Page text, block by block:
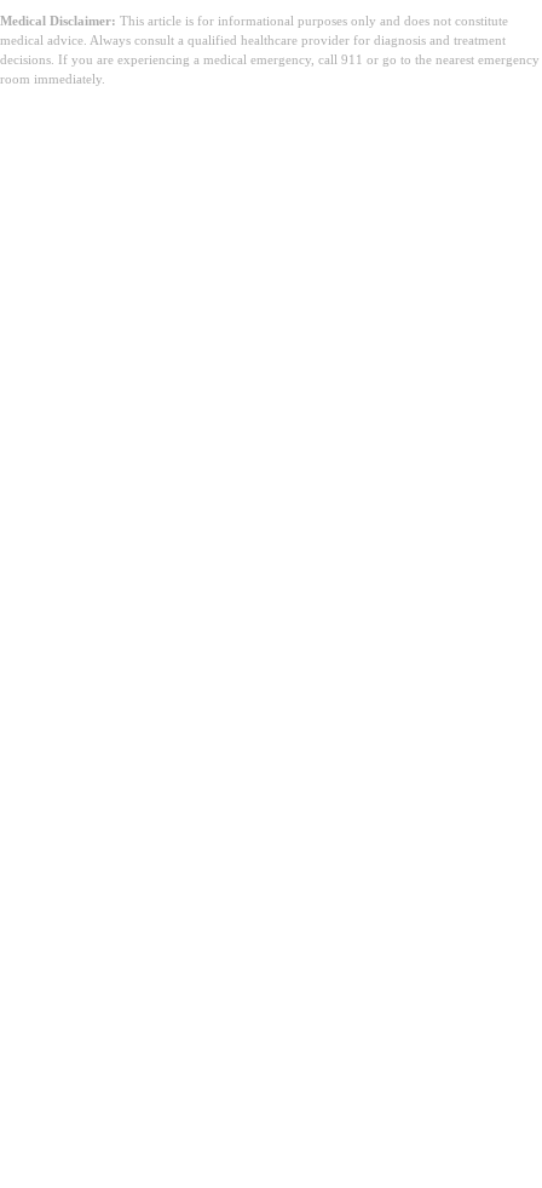
Medical Disclaimer: This article is for informational purposes only and does not constitute
medical advice. Always consult a qualified healthcare provider for diagnosis and treatment
decisions. If you are experiencing a medical emergency, call 911 or go to the nearest emergency
room immediately.